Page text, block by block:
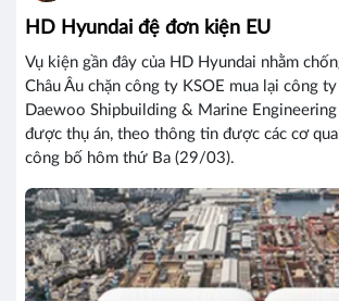
HD Hyundai đệ đơn kiện EU
Vụ kiện gần đây của HD Hyundai nhằm
Châu Âu chặn công ty KSOE mua lại công
Daewoo Shipbuilding & Marine Engineering
được thụ án, theo thông tin được các cơ
công bố hôm thứ Ba (29/03).